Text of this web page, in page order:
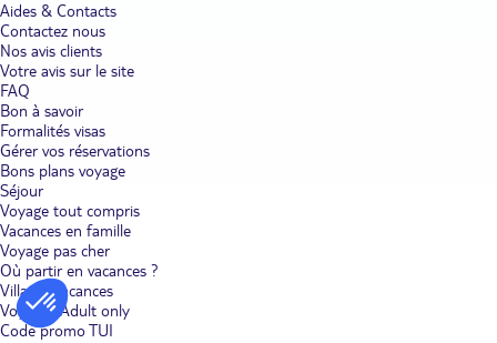
Aides & Contacts
Contactez nous
Nos avis clients
Votre avis sur le site
FAQ
Bon à savoir
Formalités visas
Gérer vos réservations
Bons plans voyage
Séjour
Voyage tout compris
Vacances en famille
Voyage pas cher
Où partir en vacances ?
Villages vacances
Voyages Adult only
Code promo TUI